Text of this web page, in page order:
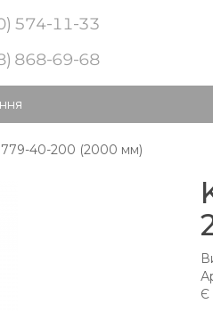
574-11-33
868-69-68
779-40-200 (2000 мм)
Є